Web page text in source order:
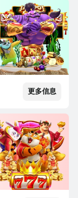
更多信息